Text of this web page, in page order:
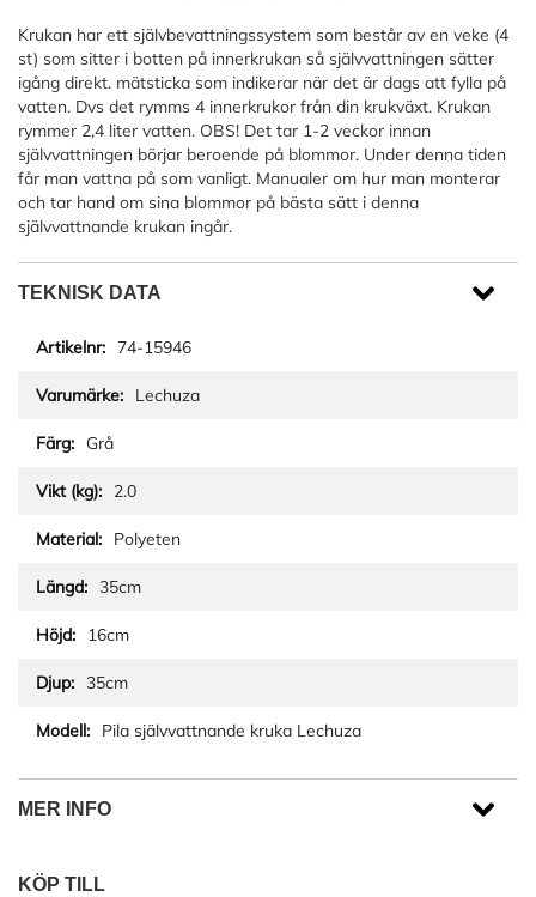
Krukan har ett självbevattningssystem som består av en veke (4
st) som sitter i botten på innerkrukan så självvattningen sätter
igång direkt. mätsticka som indikerar när det är dags att fylla på
vatten. Dvs det rymms 4 innerkrukor från din krukväxt. Krukan
rymmer 2,4 liter vatten. OBS! Det tar 1-2 veckor innan
självvattningen börjar beroende på blommor. Under denna tiden
får man vattna på som vanligt. Manualer om hur man monterar
och tar hand om sina blommor på bästa sätt i denna
självvattnande krukan ingår.
TEKNISK DATA
74-15946
Lechuza
Grå
2.0
Polyeten
35cm
16cm
35cm
Pila självvattnande kruka Lechuza
MER INFO
KÖP TILL